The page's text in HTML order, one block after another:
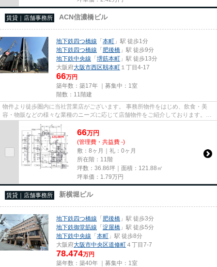
賃貸｜店舗事務所 ACN信濃橋ビル
地下鉄四つ橋線 「本町 」駅 徒歩1分
地下鉄四つ橋線 「肥後橋 」駅 徒歩9分
地下鉄中央線 「堺筋本町 」駅 徒歩13分
大阪府大阪市西区靱本町 １丁目4-17
66万円
築年数：築17年 ｜募集中： 1室
階数：11階建
物件より徒歩圏内に当社営業店がございます。 事務所物件をはじめ、飲食・美
容・物販などの様々な業種のニーズに応じて店舗物件をご紹介しております。
尚、弊社ではおとり広告は一切...
66万円
(管理費・共益費 -)
敷：8ヶ月｜礼：0ヶ月
所在階：11階
坪数：36.86坪｜面積：121.88㎡
坪単価： 1.79万円
賃貸｜店舗事務所 新横堀ビル
地下鉄四つ橋線 「肥後橋 」駅 徒歩3分
地下鉄御堂筋線 「淀屋橋 」駅 徒歩5分
地下鉄中央線 「本町 」駅 徒歩8分
大阪府大阪市中央区道修町 ４丁目7-7
78.474万円
築年数：築40年 ｜募集中： 1室